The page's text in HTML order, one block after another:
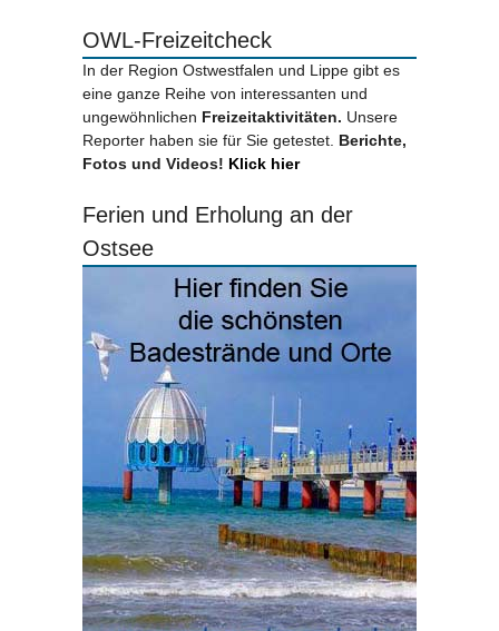
OWL-Freizeitcheck
In der Region Ostwestfalen und Lippe gibt es
eine ganze Reihe von interessanten und
ungewöhnlichen Freizeitaktivitäten. Unsere
Reporter haben sie für Sie getestet. Berichte,
Fotos und Videos! Klick hier
Ferien und Erholung an der
Ostsee